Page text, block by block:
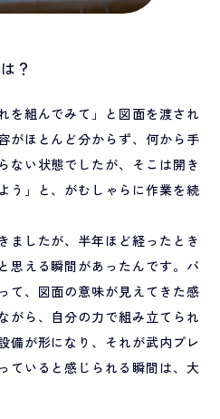
？
を組んでみて」と図面を渡され
がほとんど分からず、何から手
ない状態でしたが、そこは開き
う」と、がむしゃらに作業を続
ましたが、半年ほど経ったとき
思える瞬間があったんです。バ
て、図面の意味が見えてきた感
がら、自分の力で組み立てられ
備が形になり、それが武内プレ
ていると感じられる瞬間は、大